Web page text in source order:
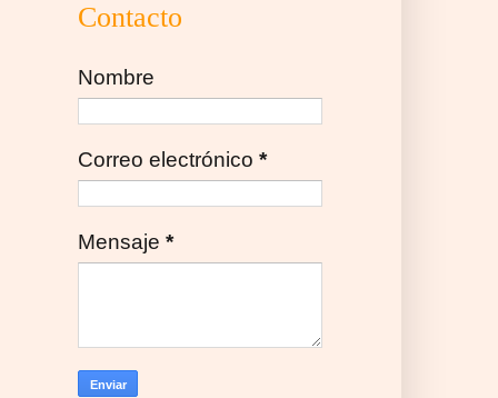
Contacto
Nombre
Correo electrónico *
Mensaje *